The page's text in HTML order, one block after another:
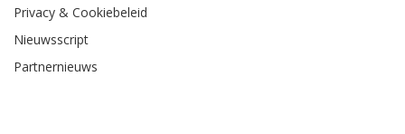
Privacy & Cookiebeleid
Nieuwsscript
Partnernieuws